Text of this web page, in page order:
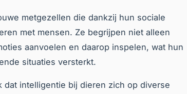
metgezellen die dankzij hun sociale
met mensen. Ze begrijpen niet alleen
aanvoelen en daarop inspelen, wat hun
situaties versterkt.
intelligentie bij dieren zich op diverse